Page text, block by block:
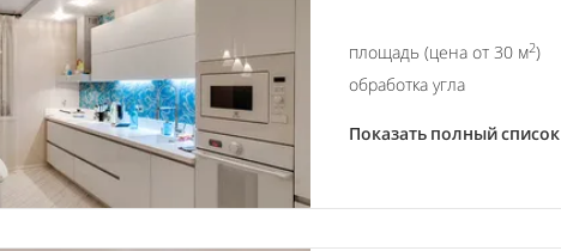
площадь (цена от 30 м2)
обработка угла
Показать полный список